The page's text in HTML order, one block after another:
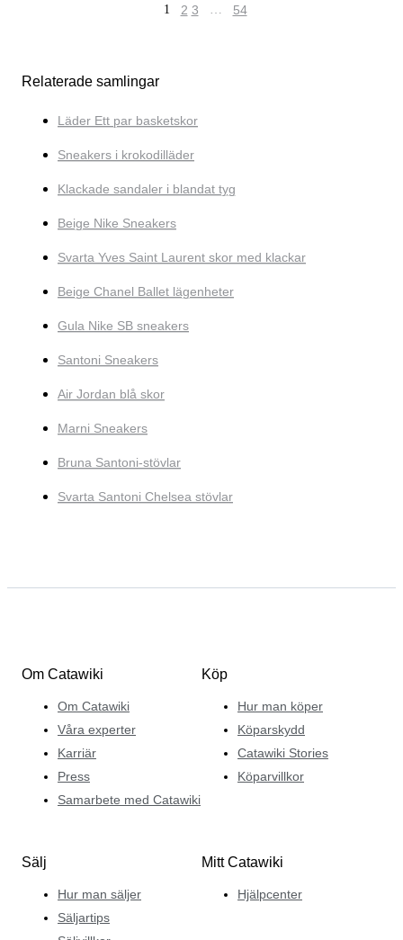
1 2 3 … 54
Relaterade samlingar
Läder Ett par basketskor
Sneakers i krokodilläder
Klackade sandaler i blandat tyg
Beige Nike Sneakers
Svarta Yves Saint Laurent skor med klackar
Beige Chanel Ballet lägenheter
Gula Nike SB sneakers
Santoni Sneakers
Air Jordan blå skor
Marni Sneakers
Bruna Santoni-stövlar
Svarta Santoni Chelsea stövlar
Om Catawiki
Om Catawiki
Våra experter
Karriär
Press
Samarbete med Catawiki
Köp
Hur man köper
Köparskydd
Catawiki Stories
Köparvillkor
Sälj
Hur man säljer
Säljartips
Mitt Catawiki
Hjälpcenter